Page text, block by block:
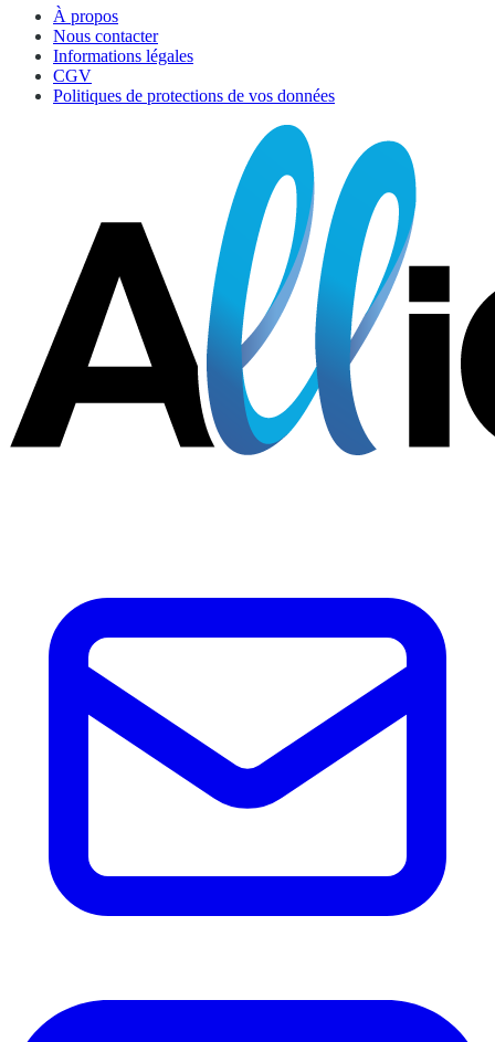
À propos
Nous contacter
Informations légales
CGV
Politiques de protections de vos données